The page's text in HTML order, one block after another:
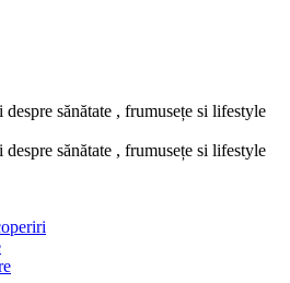
sănătate , frumusețe si lifestyle
sănătate , frumusețe si lifestyle